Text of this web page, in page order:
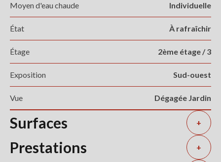
Moyen d'eau chaude Individuelle
État À rafraîchir
Étage 2ème étage / 3
Exposition Sud-ouest
Vue Dégagée Jardin
Surfaces +
Prestations +